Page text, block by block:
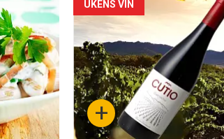
Forsiden
akkurat
nå
-
6 +
UKENS VIN